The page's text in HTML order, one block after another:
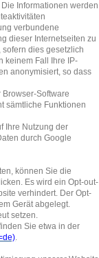
Informationen werden
verbundene
dieser Internetseiten zu
dies gesetzlich
keinem Fall Ihre IP-
anonymisiert, so dass
Software
sämtliche Funktionen
Ihre Nutzung der
durch Google
können Sie die
Es wird ein Opt-out-
verhindert. Der Opt-
Gerät abgelegt.
setzen.
Sie etwa in der
.